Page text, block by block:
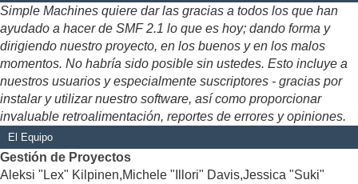
Simple Machines quiere dar las gracias a todos los que han
ayudado a hacer de SMF 2.1 lo que es hoy; dando forma y
dirigiendo nuestro proyecto, en los buenos y en los malos
momentos. No habría sido posible sin ustedes. Esto incluye a
nuestros usuarios y especialmente suscriptores - gracias por
instalar y utilizar nuestro software, así como proporcionar
invaluable retroalimentación, reportes de errores y opiniones.
El Equipo
Gestión de Proyectos
Aleksi "Lex" Kilpinen,Michele "Illori" Davis,Jessica "Suki"